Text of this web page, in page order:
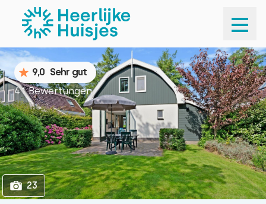
1
9,0 Sehr gut
41 Bewertungen
23